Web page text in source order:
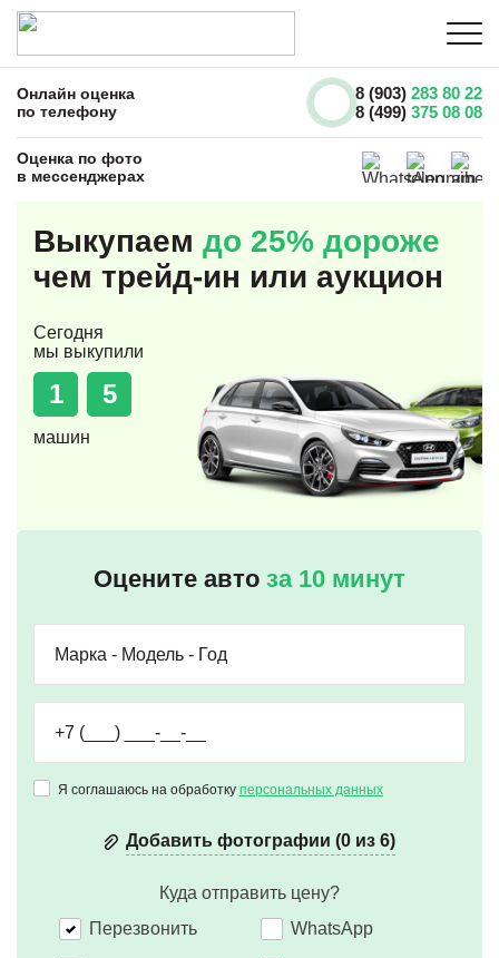
Онлайн оценка
по телефону
8 (903) 283 80 22
8 (499) 375 08 08
Оценка по фото
в мессенджерах
Выкупаем до 25% дороже
чем трейд-ин или аукцион
Сегодня
мы выкупили
1 5
машин
Оцените авто за 10 минут
Я соглашаюсь на обработку персональных данных
Добавить фотографии (0 из 6)
Куда отправить цену?
Перезвонить
WhatsApp